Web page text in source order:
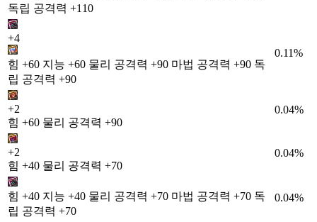
독립 공격력 +110
+4
힘 +60 지능 +60 물리 공격력 +90 마법 공격력 +90 독
립 공격력 +90
0.11%
+2
힘 +60 물리 공격력 +90
0.04%
+2
힘 +40 물리 공격력 +70
0.04%
힘 +40 지능 +40 물리 공격력 +70 마법 공격력 +70 독
립 공격력 +70
0.04%